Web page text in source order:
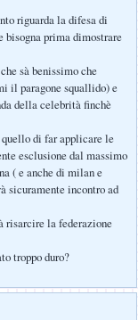
riguarda la difesa di
bisogna prima dimostrare
sà benissimo che
il paragone squallido) e
della celebrità finchè
di far applicare le
esclusione dal massimo
( e anche di milan e
sicuramente incontro ad
risarcire la federazione
troppo duro?